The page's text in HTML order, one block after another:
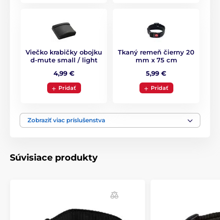
Protištekací obojok Dogtrace d-mute light
3V batérius označenímCR2. Výdrž obojka
v prevádzke sa pohybuje približne
6 až 12 mesiacov
vďaka čomu je vhodný na domáce aj
vonkajšie použitie. Môžete ho používať v daždi aj
Plemeno
pre malé plemená
Viečko krabičky obojku
d-mute small / light
4,99 €
Pridať
Tkaný remeň čierny 20
mm x 75 cm
5,99 €
Pridať
Zobraziť viac príslušenstva
Súvisiace produkty